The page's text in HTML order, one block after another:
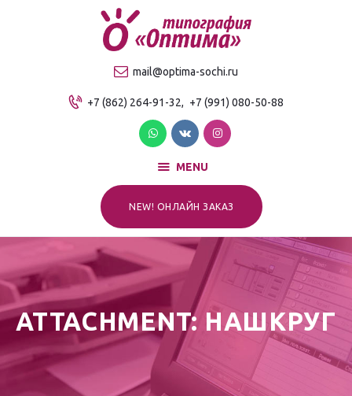
mail@optima-sochi.ru
+7 (862) 264-91-32, +7 (991) 080-50-88
MENU
NEW! ОНЛАЙН ЗАКАЗ
ATTACHMENT: НАШКРУГ
Качественная типография в Сочи
О компании
Продукция
Услуги
Прайс-лист
Для клиентов